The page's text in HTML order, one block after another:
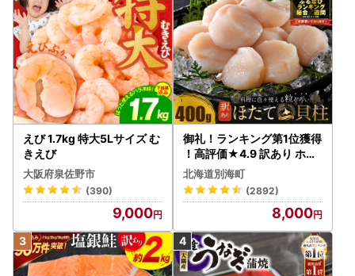
めご了承ください。
❖お問い合わせ・申請書送付先❖
【佐賀県大町町ふるさと納税コールセンター】
〒849-2102
佐賀県杵島郡大町町大字福母297番地4
電 話：050-3355-7155
メール：s.omachi@do-furusato.jp
えび 1.7kg 特大5Lサイズ む
きえび
大阪府泉佐野市
(390)
9,000
御礼！ランキング第1位獲得
！高評価★4.9 訳あり ホタ
テ 400g（ほたて 帆立 貝柱
冷凍 ）
北海道別海町
(2892)
8,000